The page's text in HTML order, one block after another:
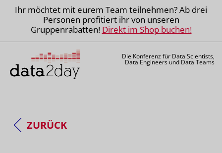
Ihr möchtet mit eurem Team teilnehmen? Ab drei
Personen profitiert ihr von unseren
Gruppenrabatten! Direkt im Shop buchen!
Die Konferenz für Data Scientists,
Data Engineers und Data Teams
ZURÜCK